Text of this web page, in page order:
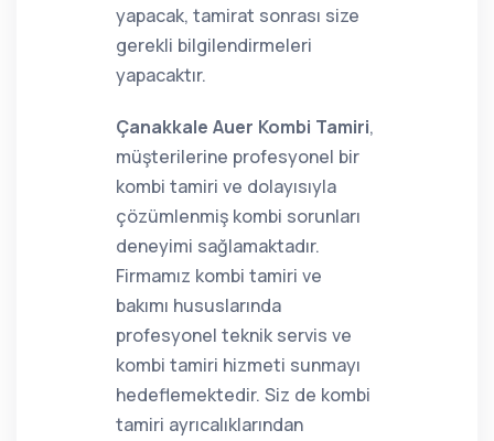
yapacak, tamirat sonrası size
gerekli bilgilendirmeleri
yapacaktır.
Çanakkale Auer Kombi Tamiri,
müşterilerine profesyonel bir
kombi tamiri ve dolayısıyla
çözümlenmiş kombi sorunları
deneyimi sağlamaktadır.
Firmamız kombi tamiri ve
bakımı hususlarında
profesyonel teknik servis ve
kombi tamiri hizmeti sunmayı
hedeflemektedir. Siz de kombi
tamiri ayrıcalıklarından